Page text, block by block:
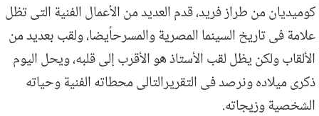
كوميديان من طراز فريد، قدم العديد من الأعمال الفنية التى تظل
علامة فى تاريخ السينما المصرية والمسرحأيضا، ولقب بعديد من
الألقاب ولكن يظل لقب الأستاذ هو الأقرب إلى قلبه، ويحل اليوم
ذكرى ميلاده ونرصد فى التقريرالتالى محطاته الفنية وحياته
الشخصية وزيجاته.